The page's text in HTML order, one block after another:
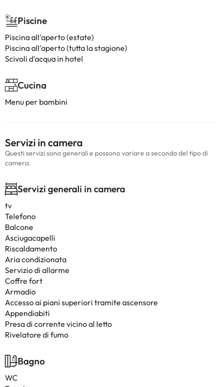
Piscine
Piscina all'aperto (estate)
Piscina all'aperto (tutta la stagione)
Scivoli d'acqua in hotel
Cucina
Menu per bambini
Servizi in camera
Questi servizi sono generali e possono variare a seconda del tipo di
camera.
Servizi generali in camera
tv
Telefono
Balcone
Asciugacapelli
Riscaldamento
Aria condizionata
Servizio di allarme
Coffre fort
Armadio
Accesso ai piani superiori tramite ascensore
Appendiabiti
Presa di corrente vicino al letto
Rivelatore di fumo
Bagno
WC